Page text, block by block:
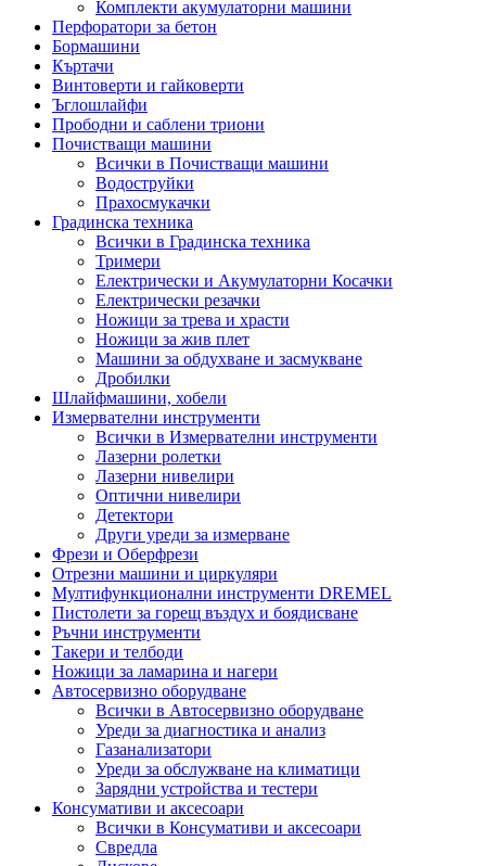
Комплекти акумулаторни машини
Перфоратори за бетон
Бормашини
Къртачи
Винтоверти и гайковерти
Ъглошлайфи
Прободни и саблени триони
Почистващи машини
Всички в Почистващи машини
Водоструйки
Прахосмукачки
Градинска техника
Всички в Градинска техника
Тримери
Електрически и Акумулаторни Косачки
Електрически резачки
Ножици за трева и храсти
Ножици за жив плет
Машини за обдухване и засмукване
Дробилки
Шлайфмашини, хобели
Измервателни инструменти
Всички в Измервателни инструменти
Лазерни ролетки
Лазерни нивелири
Оптични нивелири
Детектори
Други уреди за измерване
Фрези и Оберфрези
Отрезни машини и циркуляри
Мултифункционални инструменти DREMEL
Пистолети за горещ въздух и боядисване
Ръчни инструменти
Такери и телбоди
Ножици за ламарина и нагери
Автосервизно оборудване
Всички в Автосервизно оборудване
Уреди за диагностика и анализ
Газанализатори
Уреди за обслужване на климатици
Зарядни устройства и тестери
Консумативи и аксесоари
Всички в Консумативи и аксесоари
Свредла